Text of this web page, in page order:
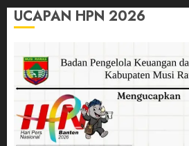
UCAPAN HPN 2026